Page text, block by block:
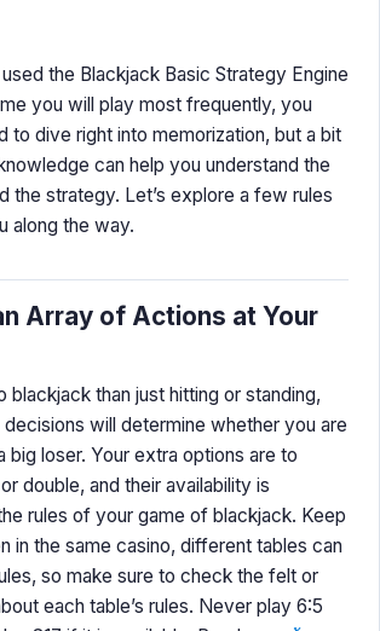
the Blackjack Basic Strategy Engine
you will play most frequently, you
to dive right into memorization, but a bit
can help you understand the
the strategy. Let’s explore a few rules
along the way.
Array of Actions at Your
blackjack than just hitting or standing,
will determine whether you are
big loser. Your extra options are to
double, and their availability is
rules of your game of blackjack. Keep
in the same casino, different tables can
so make sure to check the felt or
each table’s rules. Never play 6:5